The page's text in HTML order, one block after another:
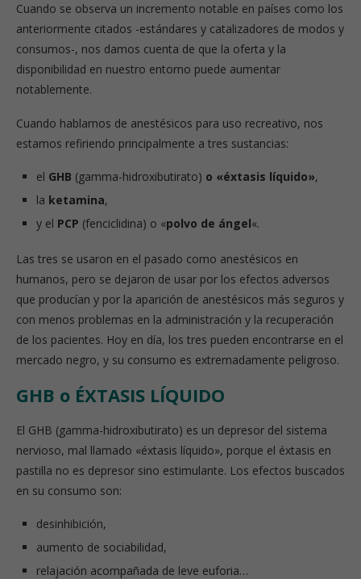
Cuando se observa un incremento notable en países como los
anteriormente citados -estándares y catalizadores de modos y
consumos-, nos damos cuenta de que la oferta y la
disponibilidad en nuestro entorno puede aumentar
notablemente.
Cuando hablamos de anestésicos para uso recreativo, nos
estamos refiriendo principalmente a tres sustancias:
el GHB (gamma-hidroxibutirato) o «éxtasis líquido»,
la ketamina,
y el PCP (fenciclidina) o «polvo de ángel«.
Las tres se usaron en el pasado como anestésicos en
humanos, pero se dejaron de usar por los efectos adversos
que producían y por la aparición de anestésicos más seguros y
con menos problemas en la administración y la recuperación
de los pacientes. Hoy en día, los tres pueden encontrarse en el
mercado negro, y su consumo es extremadamente peligroso.
GHB o ÉXTASIS LÍQUIDO
El GHB (gamma-hidroxibutirato) es un depresor del sistema
nervioso, mal llamado «éxtasis líquido», porque el éxtasis en
pastilla no es depresor sino estimulante. Los efectos buscados
en su consumo son:
desinhibición,
aumento de sociabilidad,
relajación acompañada de leve euforia…